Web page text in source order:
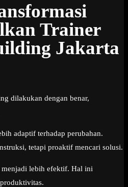
Trainer
Jakarta
dilakukan dengan benar,
adaptif terhadap perubahan.
tetapi proaktif mencari solusi.
lebih efektif. Hal ini